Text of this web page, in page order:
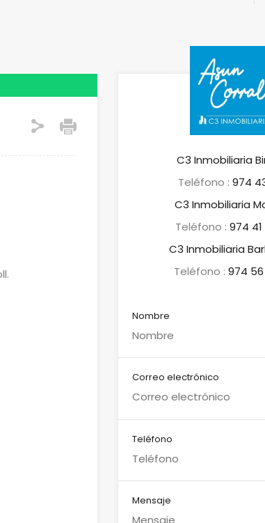
C3 Inmobiliaria
Teléfono :974
C3 Inmobiliaria
Teléfono : 974
C3 Inmobiliaria
Teléfono :974
Nombre
Correo electrónico
Teléfono
Mensaje